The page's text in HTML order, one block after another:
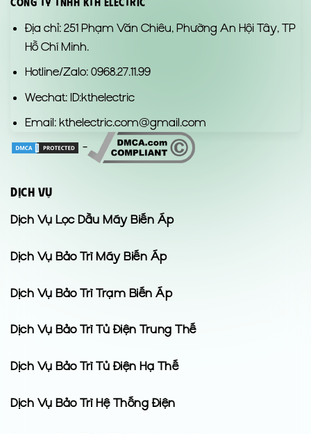
Địa chỉ: 251 Phạm Văn Chiêu, Phường An Hội Tây, TP
Hồ Chí Minh.
Hotline/Zalo: 0968.27.11.99
Wechat: ID:kthelectric
Email: kthelectric.com@gmail.com
-
DỊCH VỤ
Dịch Vụ Lọc Dầu Máy Biến Áp
Dịch Vụ Bảo Trì Máy Biến Áp
Dịch Vụ Bảo Trì Trạm Biến Áp
Dịch Vụ Bảo Trì Tủ Điện Trung Thế
Dịch Vụ Bảo Trì Tủ Điện Hạ Thế
Dịch Vụ Bảo Trì Hệ Thống Điện